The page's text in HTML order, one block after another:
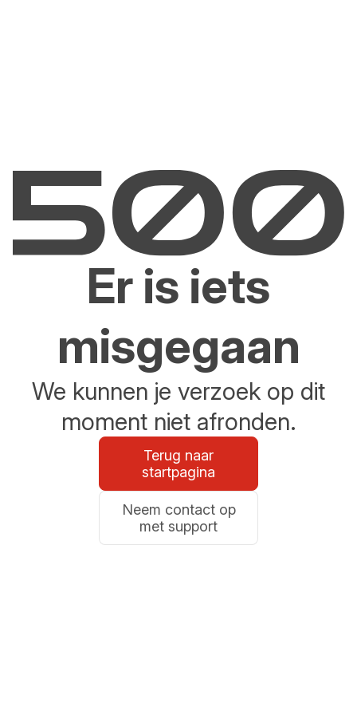
Er is iets
misgegaan
We kunnen je verzoek op dit
moment niet afronden.
Terug naar
startpagina
Neem contact op
met support